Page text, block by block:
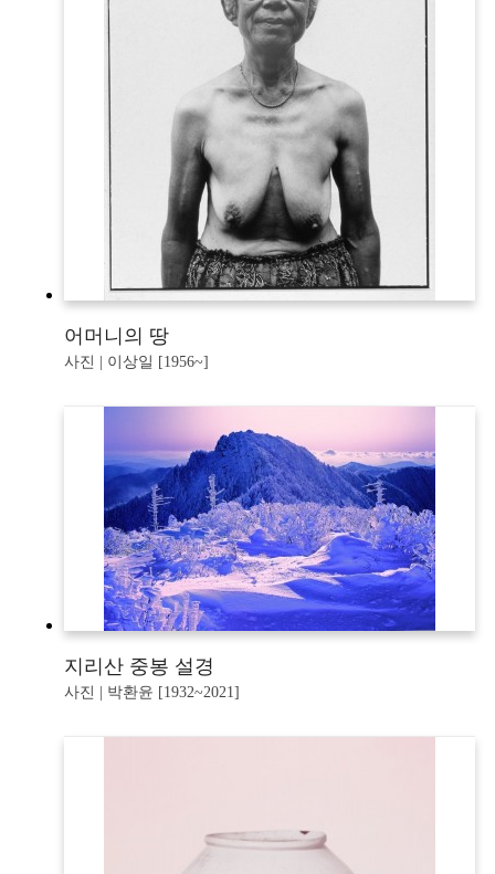
어머니의 땅
사진 | 이상일 [1956~]
지리산 중봉 설경
사진 | 박환윤 [1932~2021]